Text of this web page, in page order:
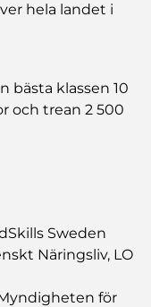
hela landet i
bästa klassen 10
och trean 2 500
Sweden
Näringsliv, LO
för